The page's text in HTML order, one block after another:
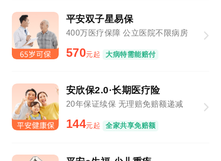
平安双子星易保
400万医疗保障 公立医院不限病房
570元起 大病特需能赔付
安欣保2.0·长期医疗险
20年保证续保 无理赔免赔额递减
144元起 全家共享免赔额